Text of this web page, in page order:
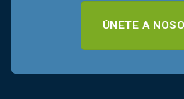
ÚNETE A